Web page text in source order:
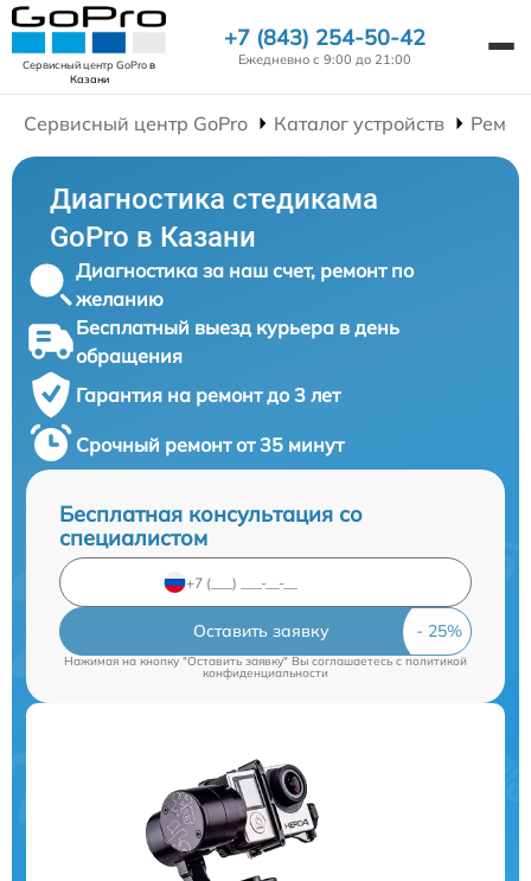
Сервисный центр GoProв
Казани
+7 (843) 254-50-42
Ежедневно с 9:00 до 21:00
Сервисный центр GoPro Каталог устройств
Диагностика стедикама
GoPro в Казани
Диагностика за наш счет, ремонт по
желанию
Бесплатный выезд курьера в день
обращения
Гарантия на ремонт до 3 лет
Срочный ремонт от 35 минут
Бесплатная консультация со
специалистом
Оставить заявку
Нажимая на кнопку "Оставить заявку" Вы соглашаетесь c политикой
конфиденциальности